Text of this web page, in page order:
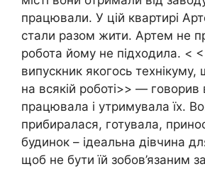
працювали. У цій квартирі
стали разом жити. Артем не
робота йому не підходила. <
випускник якогось
на всякій роботі>> — говорив
працювала і утримувала їх.
прибиралася, готувала,
будинок – ідеальна дівчина
щоб не бути їй зобов’язаним